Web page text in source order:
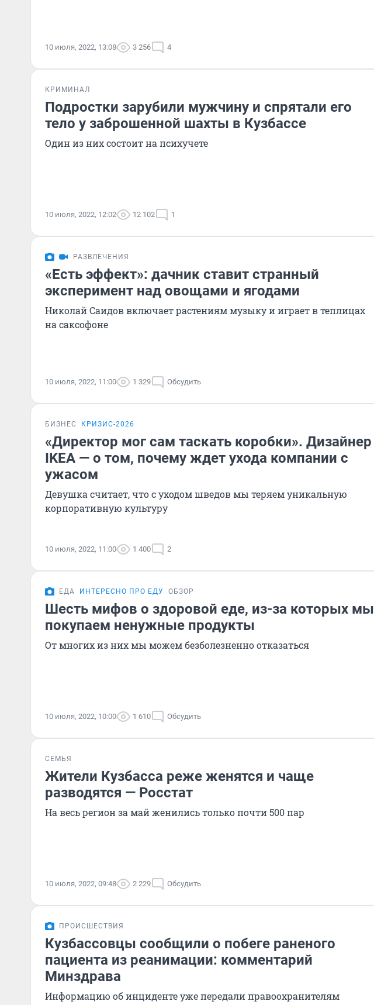
10 июля, 2022, 13:08 3 256 4
КРИМИНАЛ
Подростки зарубили мужчину и спрятали его
тело у заброшенной шахты в Кузбассе
Один из них состоит на психучете
10 июля, 2022, 12:02 12 102 1
РАЗВЛЕЧЕНИЯ
«Есть эффект»: дачник ставит странный
эксперимент над овощами и ягодами
Николай Саидов включает растениям музыку и играет в теплицах
на саксофоне
10 июля, 2022, 11:00 1 329 Обсудить
БИЗНЕС КРИЗИС-2026
«Директор мог сам таскать коробки». Дизайнер
IKEA — о том, почему ждет ухода компании с
ужасом
Девушка считает, что с уходом шведов мы теряем уникальную
корпоративную культуру
10 июля, 2022, 11:00 1 400 2
ЕДА ИНТЕРЕСНО ПРО ЕДУ ОБЗОР
Шесть мифов о здоровой еде, из-за которых мы
покупаем ненужные продукты
От многих из них мы можем безболезненно отказаться
10 июля, 2022, 10:00 1 610 Обсудить
СЕМЬЯ
Жители Кузбасса реже женятся и чаще
разводятся — Росстат
На весь регион за май женились только почти 500 пар
10 июля, 2022, 09:48 2 229 Обсудить
ПРОИСШЕСТВИЯ
Кузбассовцы сообщили о побеге раненого
пациента из реанимации: комментарий
Минздрава
Информацию об инциденте уже передали правоохранителям